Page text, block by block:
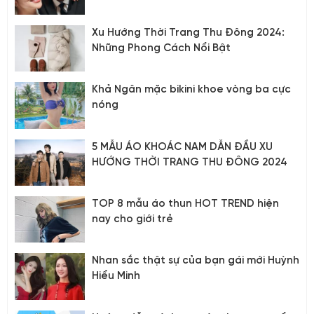
Xu Hướng Thời Trang Thu Đông 2024:
Những Phong Cách Nổi Bật
Khả Ngân mặc bikini khoe vòng ba cực
nóng
5 MẪU ÁO KHOÁC NAM DẪN ĐẦU XU
HƯỚNG THỜI TRANG THU ĐÔNG 2024
TOP 8 mẫu áo thun HOT TREND hiện
nay cho giới trẻ
Nhan sắc thật sự của bạn gái mới Huỳnh
Hiểu Minh